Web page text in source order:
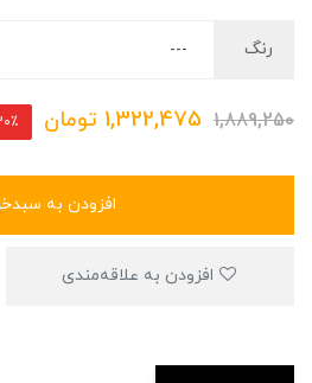
رنگ
1,889,250
1,322,475 تومان 30٪
افزودن به